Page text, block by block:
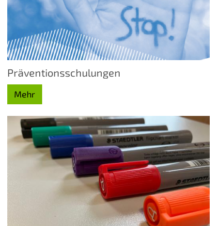
Präventionsschulungen
Mehr